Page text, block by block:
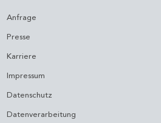
Anfrage
Presse
Karriere
Impressum
Datenschutz
Datenverarbeitung